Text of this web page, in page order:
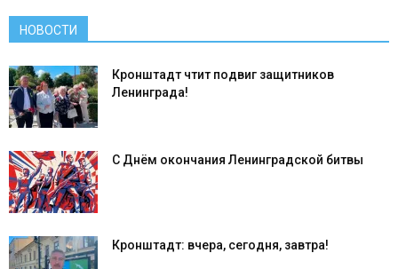
НОВОСТИ
Кронштадт чтит подвиг защитников
Ленинграда!
С Днём окончания Ленинградской битвы
Кронштадт: вчера, сегодня, завтра!